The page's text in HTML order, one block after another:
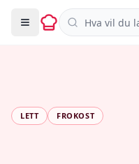
Søk i oppskrifter
LETT FROKOST